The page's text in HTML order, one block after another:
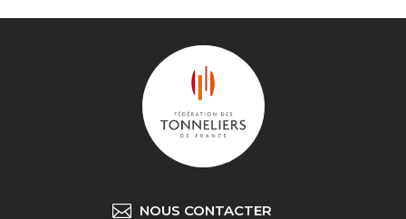
NOUS CONTACTER